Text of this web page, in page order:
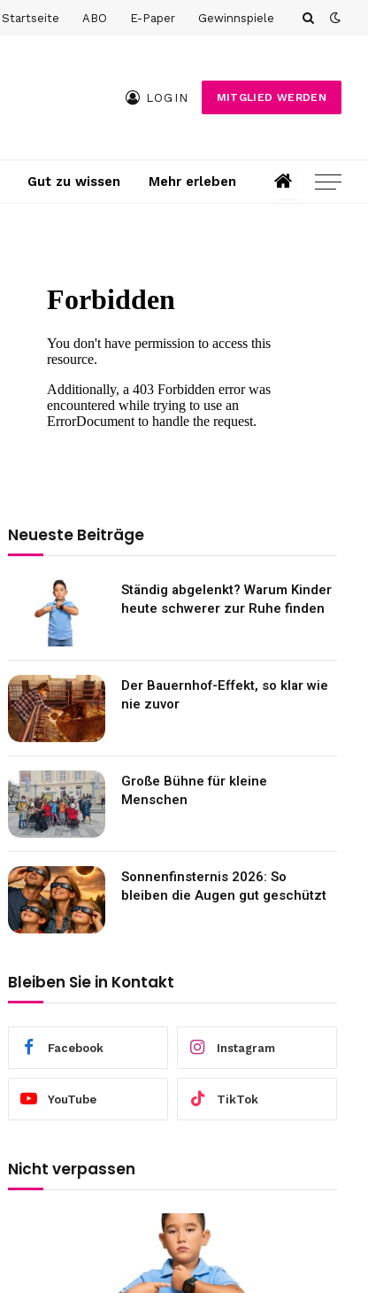
Startseite ABO E-Paper Gewinnspiele
LOGIN MITGLIED WERDEN
Gut zu wissen Mehr erleben
Neueste Beiträge
Ständig abgelenkt? Warum Kinder
heute schwerer zur Ruhe finden
Der Bauernhof-Effekt, so klar wie
nie zuvor
Große Bühne für kleine
Menschen
Sonnenfinsternis 2026: So
bleiben die Augen gut geschützt
Bleiben Sie in Kontakt
Facebook Instagram
YouTube TikTok
Nicht verpassen